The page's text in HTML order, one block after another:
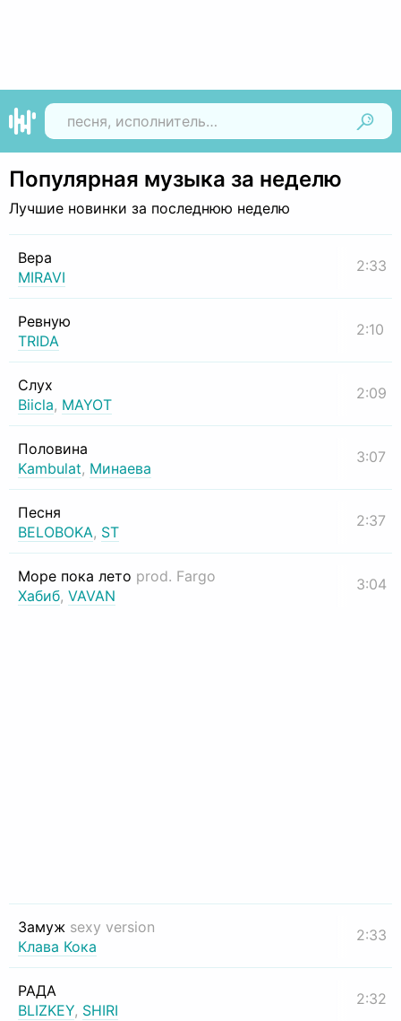
Популярная музыка за неделю
Лучшие новинки за последнюю неделю
Вера
MIRAVI
2:33
Ревную
TRIDA
2:10
Слух
Biicla, MAYOT
2:09
Половина
Kambulat, Минаева
3:07
Песня
BELOBOKA, ST
2:37
Море пока лето prod. Fargo
Хабиб, VAVAN
3:04
Замуж sexy version
Клава Кока
2:33
РАДА
BLIZKEY, SHIRI
2:32